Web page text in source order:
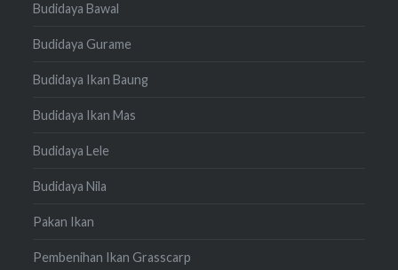
Budidaya Bawal
Budidaya Gurame
Budidaya Ikan Baung
Budidaya Ikan Mas
Budidaya Lele
Budidaya Nila
Pakan Ikan
Pembenihan Ikan Grasscarp